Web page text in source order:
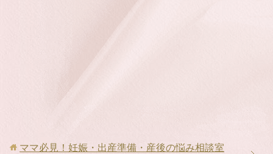
ママ必見！妊娠・出産準備・産後の悩み相談室